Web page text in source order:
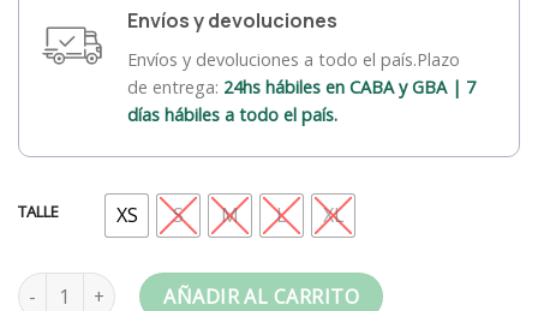
Envíos y devoluciones
Envíos y devoluciones a todo el país.Plazo
de entrega: 24hs hábiles en CABA y GBA | 7
días hábiles a todo el país.
TALLE XS S M L XL
Short Quinan Vlack Rojo cantidad
AÑADIR AL CARRITO